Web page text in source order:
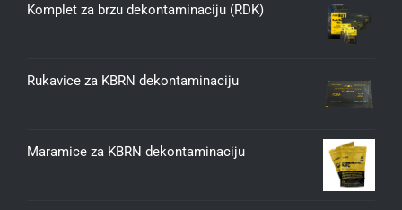
Komplet za brzu dekontaminaciju (RDK)
Rukavice za KBRN dekontaminaciju
Maramice za KBRN dekontaminaciju